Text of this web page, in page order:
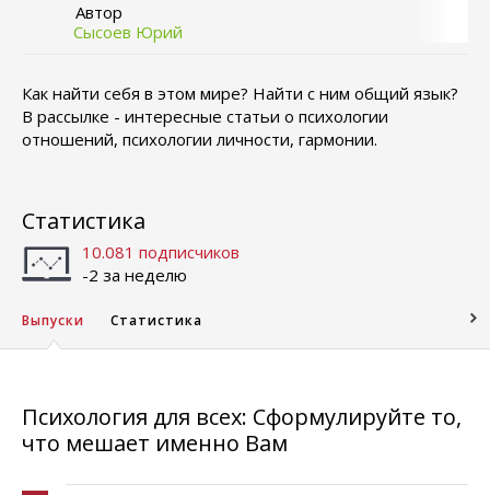
Автор
Сысоев Юрий
Как найти себя в этом мире? Найти с ним общий язык?
В рассылке - интересные статьи о психологии
отношений, психологии личности, гармонии.
Статистика
10.081 подписчиков
-2 за неделю
Выпуски Статистика
Психология для всех: Сформулируйте то,
что мешает именно Вам